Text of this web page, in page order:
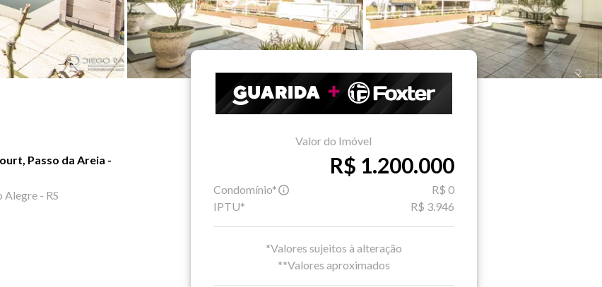
Passo da Areia -
- RS
Valor do Imóvel
R$ 1.200.000
Condomínio*
R$ 0
IPTU*
R$ 3.946
*Valores sujeitos à alteração
**Valores aproximados